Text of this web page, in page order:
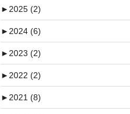
►2025 (2)
►2024 (6)
►2023 (2)
►2022 (2)
►2021 (8)